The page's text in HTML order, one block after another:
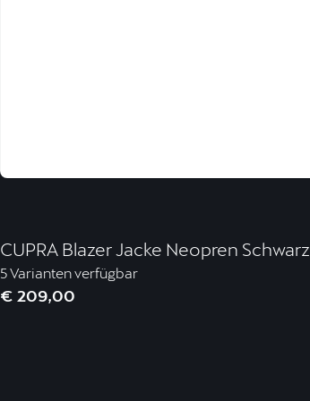
CUPRA Blazer Jacke Neopren Schwarz
5 Varianten verfügbar
€ 209,00